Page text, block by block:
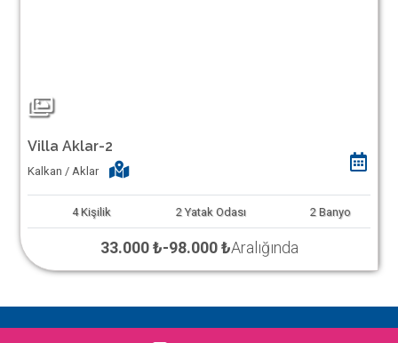
Villa Aklar-2
Kalkan / Aklar
4 Kişilik 2 Yatak Odası 2 Banyo
33.000 ₺-98.000 ₺Aralığında